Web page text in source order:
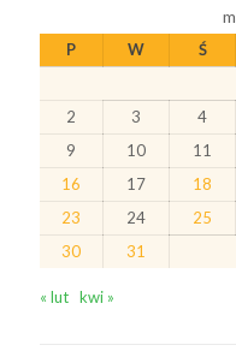
P W Ś
2
3 4
9
10 11
16
17 18
23
24 25
30
31
« lut kwi »